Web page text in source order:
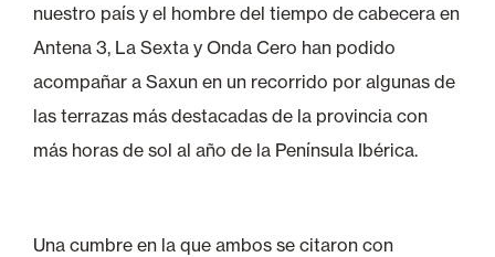
nuestro país y el hombre del tiempo de cabecera en
Antena 3, La Sexta y Onda Cero han podido
acompañar a Saxun en un recorrido por algunas de
las terrazas más destacadas de la provincia con
más horas de sol al año de la Península Ibérica.
Una cumbre en la que ambos se citaron con